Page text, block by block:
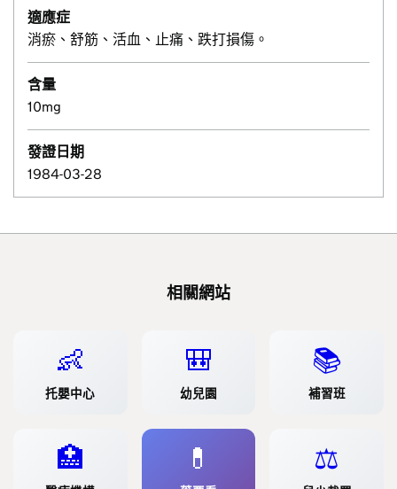
適應症
消瘀、舒筋、活血、止痛、跌打損傷。
含量
10mg
發證日期
1984-03-28
相關網站
👶
托嬰中心
🎒
幼兒園
📚
補習班
🏥 💊 ⚖️